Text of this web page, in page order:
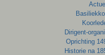
Dirigent-
Oprichting
Historie na